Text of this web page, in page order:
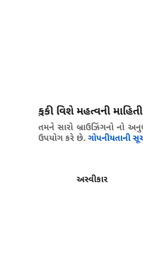
કુકી વિશે મહત્વની માહિતી
તમને સારો બ્રાઉઝિંગનો નો
ઉપયોગ કરે છે. ગોપનીયતાની
અસ્વીકાર